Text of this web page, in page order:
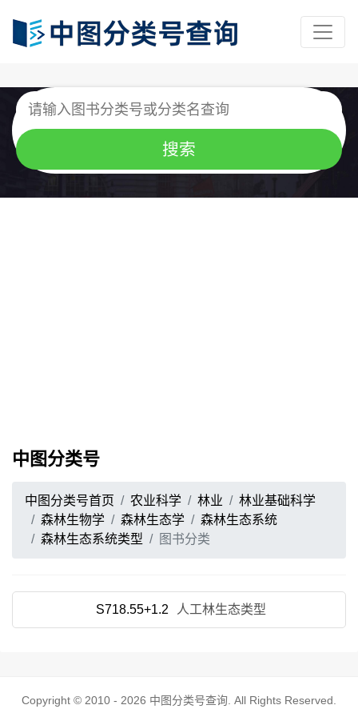
中图分类号
中图分类号首页 农业科学 林业
林业基础科学
森林生物学
森林生态学
森林生态系统
森林生态系统类型
图书分类
S718.55+1.2 人工林生态类型
Copyright © 2010 - 2026 中图分类号查询 . All Rights Reserved.